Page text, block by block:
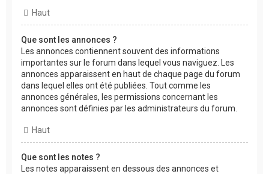
Haut
Que sont les annonces ?
Les annonces contiennent souvent des informations
importantes sur le forum dans lequel vous naviguez. Les
annonces apparaissent en haut de chaque page du forum
dans lequel elles ont été publiées. Tout comme les
annonces générales, les permissions concernant les
annonces sont définies par les administrateurs du forum.
Haut
Que sont les notes ?
Les notes apparaissent en dessous des annonces et